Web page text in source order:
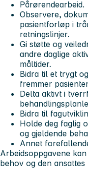
Pårørendearbeid.
Observere,
pasientforløp i
retningslinjer.
Gi støtte og
andre daglige
måltider.
Bidra til et trygt
fremmer
Delta aktivt i
Bidra til
Holde deg faglig
og gjeldende
Annet
Arbeidsoppgavene
behov og den